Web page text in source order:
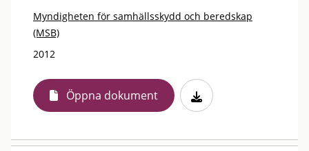
Myndigheten för samhällsskydd och beredskap
(MSB)
2012
Öppna dokument